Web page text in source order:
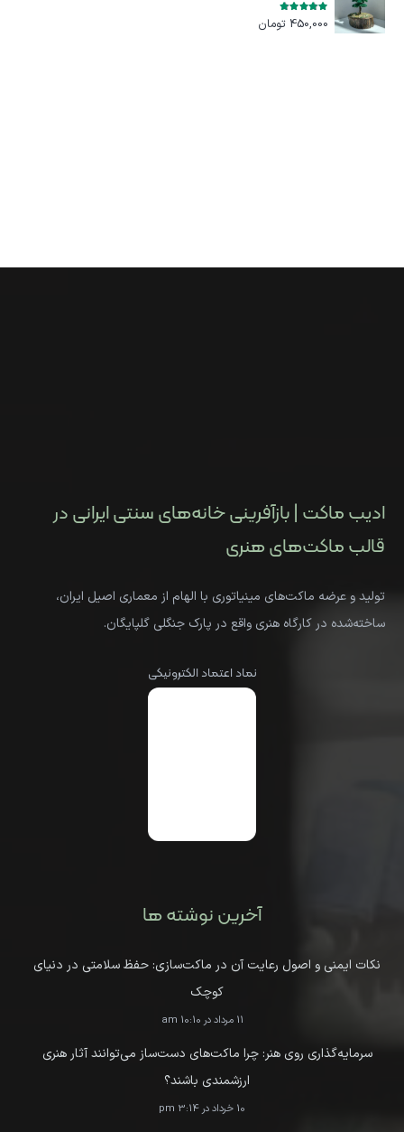
امتیاز از 5
450,000 تومان
ادیب ماکت | بازآفرینی خانه‌های سنتی ایرانی در
قالب ماکت‌های هنری
تولید و عرضه ماکت‌های مینیاتوری با الهام از معماری اصیل ایران،
ساخته‌شده در کارگاه هنری واقع در پارک جنگلی گلپایگان.
نماد اعتماد الکترونیکی
آخرین نوشته ها
نکات ایمنی و اصول رعایت آن در ماکت‌سازی: حفظ سلامتی در دنیای
کوچک
11 مرداد در 10:10 am
سرمایه‌گذاری روی هنر: چرا ماکت‌های دست‌ساز می‌توانند آثار هنری
ارزشمندی باشند؟
10 خرداد در 3:14 pm